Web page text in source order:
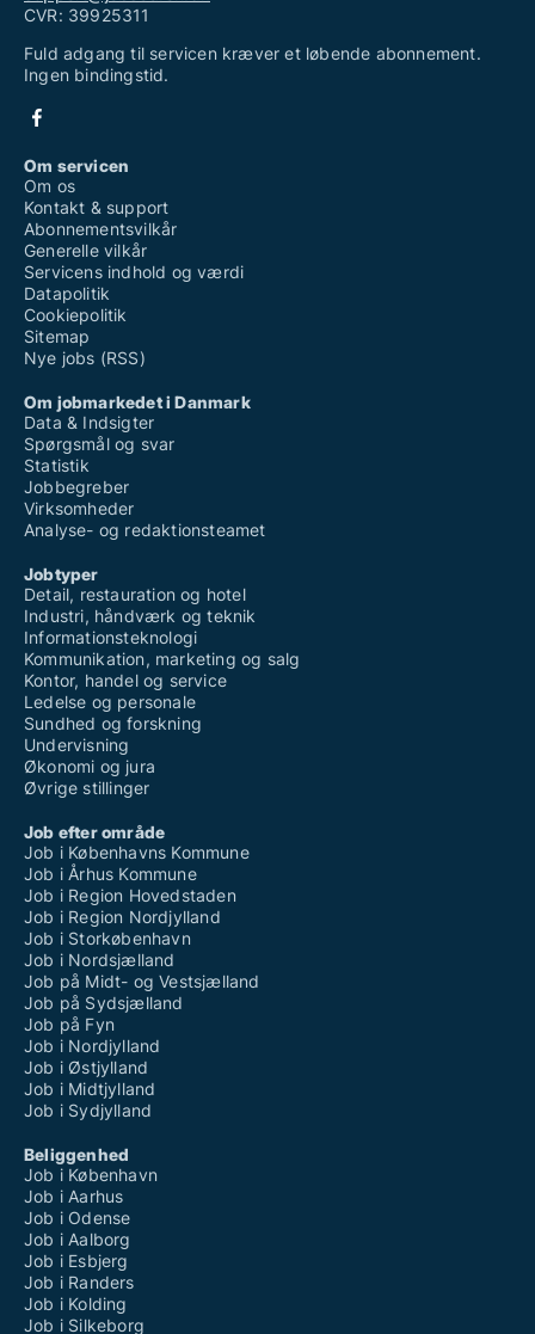
CVR: 39925311
Fuld adgang til servicen kræver et løbende abonnement.
Ingen bindingstid.
Om servicen
Om os
Kontakt & support
Abonnementsvilkår
Generelle vilkår
Servicens indhold og værdi
Datapolitik
Cookiepolitik
Sitemap
Nye jobs (RSS)
Om jobmarkedet i Danmark
Data & Indsigter
Spørgsmål og svar
Statistik
Jobbegreber
Virksomheder
Analyse- og redaktionsteamet
Jobtyper
Detail, restauration og hotel
Industri, håndværk og teknik
Informationsteknologi
Kommunikation, marketing og salg
Kontor, handel og service
Ledelse og personale
Sundhed og forskning
Undervisning
Økonomi og jura
Øvrige stillinger
Job efter område
Job i Københavns Kommune
Job i Århus Kommune
Job i Region Hovedstaden
Job i Region Nordjylland
Job i Storkøbenhavn
Job i Nordsjælland
Job på Midt- og Vestsjælland
Job på Sydsjælland
Job på Fyn
Job i Nordjylland
Job i Østjylland
Job i Midtjylland
Job i Sydjylland
Beliggenhed
Job i København
Job i Aarhus
Job i Odense
Job i Aalborg
Job i Esbjerg
Job i Randers
Job i Kolding
Job i Silkeborg